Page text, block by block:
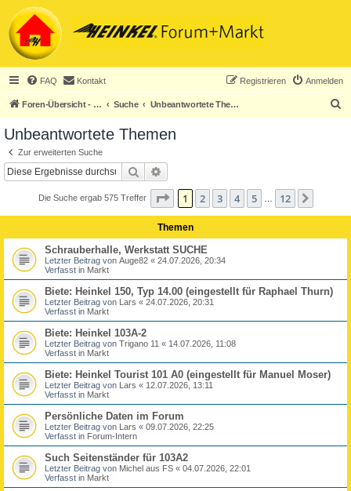
FAQ Kontakt Anmelden
Registrieren
Foren-Übersicht - ACHTUNG! Neuregistrierung nur noch für Heinkel-Club-Mitglieder! Suche Unbeantwortete Themen
Unbeantwortete Themen
Zur erweiterten Suche
Suche
Die Suche ergab 575 Treffer Seite 1von 12
1 2 3 4 5 12
Themen
Schrauberhalle, Werkstatt SUCHE
Letzter Beitrag von Auge82 « 24.07.2026, 20:34
Verfasst in Markt
Biete: Heinkel 150, Typ 14.00 (eingestellt für Raphael Thurn)
Letzter Beitrag von Lars « 24.07.2026, 20:31
Verfasst in Markt
Biete: Heinkel 103A-2
Letzter Beitrag von Trigano 11 « 14.07.2026, 11:08
Verfasst in Markt
Biete: Heinkel Tourist 101 A0 (eingestellt für Manuel Moser)
Letzter Beitrag von Lars « 12.07.2026, 13:11
Verfasst in Markt
Persönliche Daten im Forum
Letzter Beitrag von Lars « 09.07.2026, 22:25
Verfasst in Forum-Intern
Such Seitenständer für 103A2
Letzter Beitrag von Michel aus FS « 04.07.2026, 22:01
Verfasst in Markt